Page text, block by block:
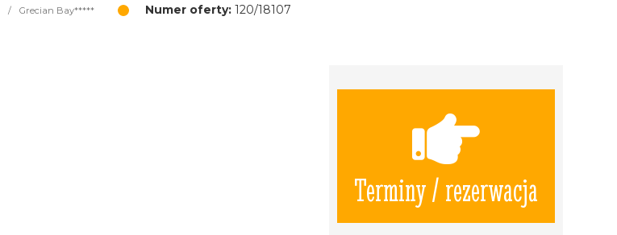
/ Grecian Bay***** Numer oferty: 120/18107
Terminy / rezerwacja